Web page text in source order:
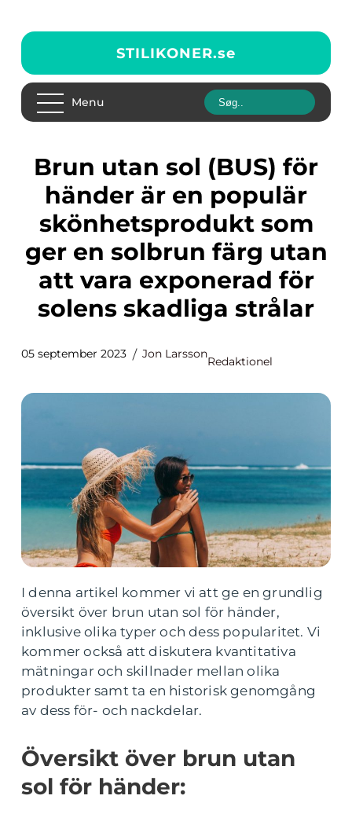
STILIKONER.se
Menu
Brun utan sol (BUS) för
händer är en populär
skönhetsprodukt som
ger en solbrun färg utan
att vara exponerad för
solens skadliga strålar
05 september 2023 Jon Larsson
Redaktionel
I denna artikel kommer vi att ge en grundlig
översikt över brun utan sol för händer,
inklusive olika typer och dess popularitet. Vi
kommer också att diskutera kvantitativa
mätningar och skillnader mellan olika
produkter samt ta en historisk genomgång
av dess för- och nackdelar.
Översikt över brun utan
sol för händer: